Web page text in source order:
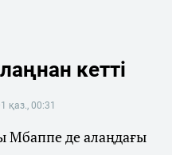
кетті
қаз., 00:31
Мбаппе де алаңдағы